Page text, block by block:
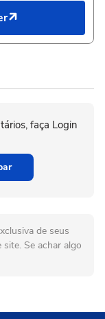
faça Login
de seus
Se achar algo